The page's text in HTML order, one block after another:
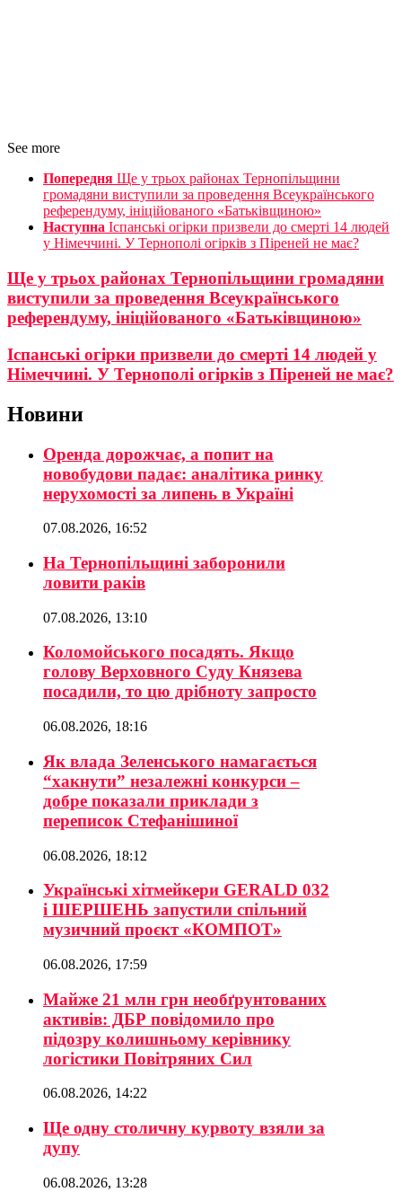
See more
Попередня Ще у трьох районах Тернопільщини
громадяни виступили за проведення Всеукраїнського
референдуму, ініційованого «Батьківщиною»
Наступна Іспанські огірки призвели до смерті 14 людей
у Німеччині. У Тернополі огірків з Піреней не має?
Ще у трьох районах Тернопільщини громадяни
виступили за проведення Всеукраїнського
референдуму, ініційованого «Батьківщиною»
Іспанські огірки призвели до смерті 14 людей у
Німеччині. У Тернополі огірків з Піреней не має?
Новини
Оренда дорожчає, а попит на
новобудови падає: аналітика ринку
нерухомості за липень в Україні
07.08.2026, 16:52
На Тернопільщині заборонили
ловити раків
07.08.2026, 13:10
Коломойського посадять. Якщо
голову Верховного Суду Князева
посадили, то цю дрібноту запросто
06.08.2026, 18:16
Як влада Зеленського намагається
“хакнути” незалежні конкурси –
добре показали приклади з
переписок Стефанішиної
06.08.2026, 18:12
Українські хітмейкери GERALD 032
і ШЕРШЕНЬ запустили спільний
музичний проєкт «КОМПОТ»
06.08.2026, 17:59
Майже 21 млн грн необґрунтованих
активів: ДБР повідомило про
підозру колишньому керівнику
логістики Повітряних Сил
06.08.2026, 14:22
Ще одну столичну курвоту взяли за
дупу
06.08.2026, 13:28